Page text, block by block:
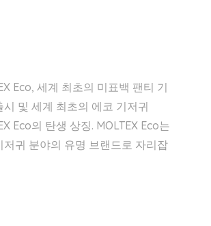
Eco, 세계 최초의 미표백 팬티 기
시 및 세계 최초의 에코 기저귀
Eco의 탄생 상징. MOLTEX Eco는
저귀 분야의 유명 브랜드로 자리잡